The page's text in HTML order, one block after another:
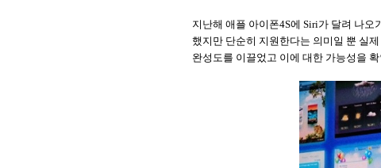
지난해 애플 아이폰4S에 Siri가 달려 나오
했지만 단순히 지원한다는 의미일 뿐 실
완성도를 이끌었고 이에 대한 가능성을